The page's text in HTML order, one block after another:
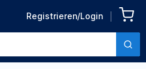
Registrieren/Login
Zurück zu den Produktdetails